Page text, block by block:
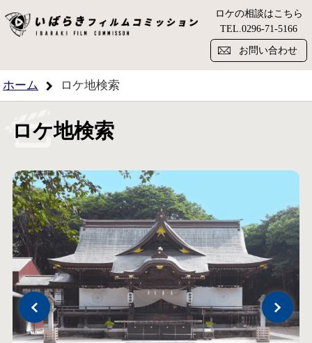
い
ロケの相談はこちら
TEL.0296-71-5166
お問い合わせ
ホーム ロケ地検索
ロケ地検索
Previous